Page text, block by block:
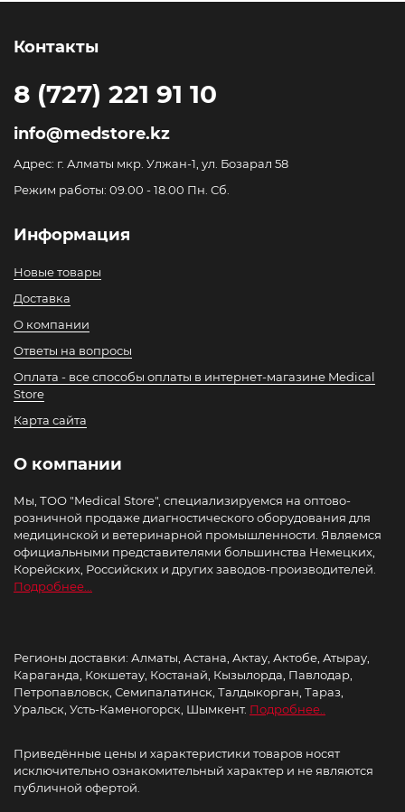
Контакты
8 (727) 221 91 10
info@medstore.kz
Адрес: г. Алматы мкр. Улжан-1, ул. Бозарал 58
Режим работы: 09.00 - 18.00 Пн. Сб.
Информация
Новые товары
Доставка
О компании
Ответы на вопросы
Оплата - все способы оплаты в интернет-магазине Medical
Store
Карта сайта
О компании
Мы, ТОО "Medical Store", специализируемся на оптово-
розничной продаже диагностического оборудования для
медицинской и ветеринарной промышленности. Являемся
официальными представителями большинства Немецких,
Корейских, Российских и других заводов-производителей.
Подробнее...
Регионы доставки: Алматы, Астана, Актау, Актобе, Атырау,
Караганда, Кокшетау, Костанай, Кызылорда, Павлодар,
Петропавловск, Семипалатинск, Талдыкорган, Тараз,
Уральск, Усть-Каменогорск, Шымкент. Подробнее..
Приведённые цены и характеристики товаров носят
исключительно ознакомительный характер и не являются
публичной офертой.